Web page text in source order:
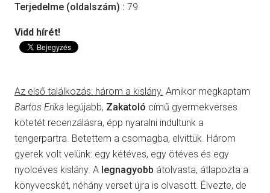
Terjedelme (oldalszám) : 79
Vidd hírét!
Az első találkozás: három a kislány. Amikor megkaptam
Bartos Erika legújabb, Zakatoló című gyermekverses
kötetét recenzálásra, épp nyaralni indultunk a
tengerpartra. Betettem a csomagba, elvittük. Három
gyerek volt velünk: egy kétéves, egy ötéves és egy
nyolcéves kislány. A legnagyobb átolvasta, átlapozta a
könyvecskét, néhány verset újra is olvasott. Élvezte, de